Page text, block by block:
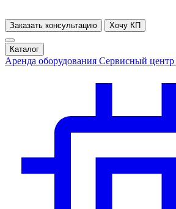
Заказать консультацию Хочу КП
Каталог
Аренда оборудования Сервисный центр